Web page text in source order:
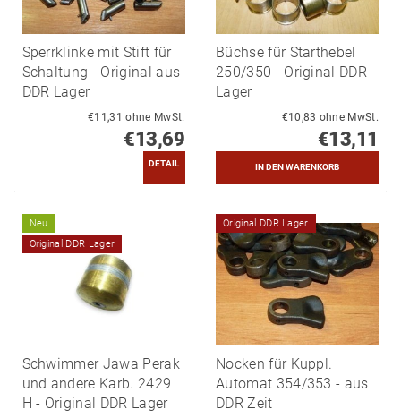
Sperrklinke mit Stift für
Schaltung - Original aus
DDR Lager
€11,31 ohne MwSt.
€13,69
DETAIL
Büchse für Starthebel
250/350 - Original DDR
Lager
€10,83 ohne MwSt.
€13,11
Neu
Original DDR Lager
Schwimmer Jawa Perak
und andere Karb. 2429
H - Original DDR Lager
Original DDR Lager
Nocken für Kuppl.
Automat 354/353 - aus
DDR Zeit